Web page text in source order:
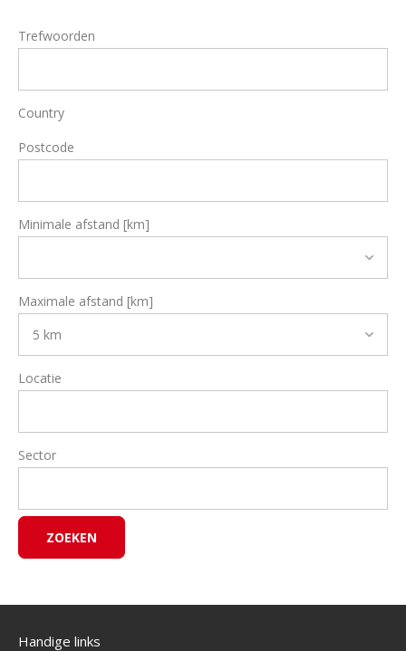
Trefwoorden
Country
Postcode
Minimale afstand [km]
Maximale afstand [km]
Locatie
Sector
Handige links